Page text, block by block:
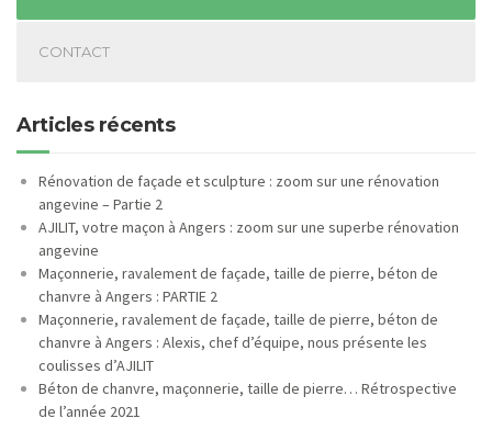
CONTACT
Articles récents
Rénovation de façade et sculpture : zoom sur une rénovation
angevine – Partie 2
AJILIT, votre maçon à Angers : zoom sur une superbe rénovation
angevine
Maçonnerie, ravalement de façade, taille de pierre, béton de
chanvre à Angers : PARTIE 2
Maçonnerie, ravalement de façade, taille de pierre, béton de
chanvre à Angers : Alexis, chef d’équipe, nous présente les
coulisses d’AJILIT
Béton de chanvre, maçonnerie, taille de pierre… Rétrospective
de l’année 2021